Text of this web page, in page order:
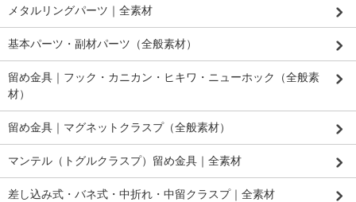
メタルリングパーツ｜全素材
基本パーツ・副材パーツ（全般素材）
留め金具｜フック・カニカン・ヒキワ・ニューホック（全般素
材）
留め金具｜マグネットクラスプ（全般素材）
マンテル（トグルクラスプ）留め金具｜全素材
差し込み式・バネ式・中折れ・中留クラスプ｜全素材